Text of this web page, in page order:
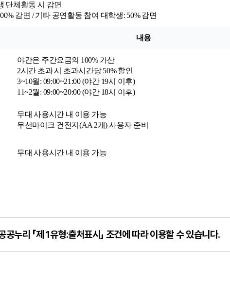
단체활동 시 감면
감면 / 기타 공연활동 참여 대학생: 50% 감면
내용
야간은 주간요금의 100% 가산
2시간 초과 시 초과시간당 50% 할인
3~10월: 09:00~21:00 (야간 19시 이후)
11~2월: 09:00~20:00 (야간 18시 이후)
무대 사용시간 내 이용 가능
무선마이크 건전지(AA 2개) 사용자 준비
무대 사용시간 내 이용 가능
공누리 「제 1유형:출처표시」 조건에 따라 이용할 수 있습니다.